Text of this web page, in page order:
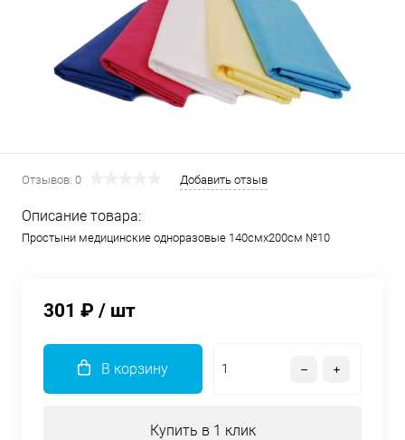
Отзывов: 0 Добавить отзыв
Описание товара:
Простыни медицинские одноразовые 140смх200см №10
301 ₽ / шт
В корзину
Купить в 1 клик